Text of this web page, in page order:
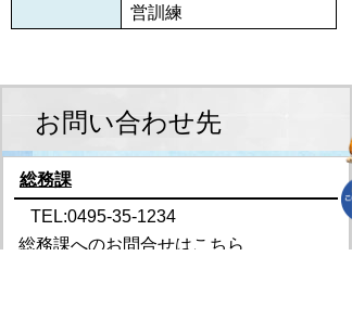
営訓練
お問い合わせ先
総務課
TEL:0495-35-1234
総務課へのお問合せはこちら